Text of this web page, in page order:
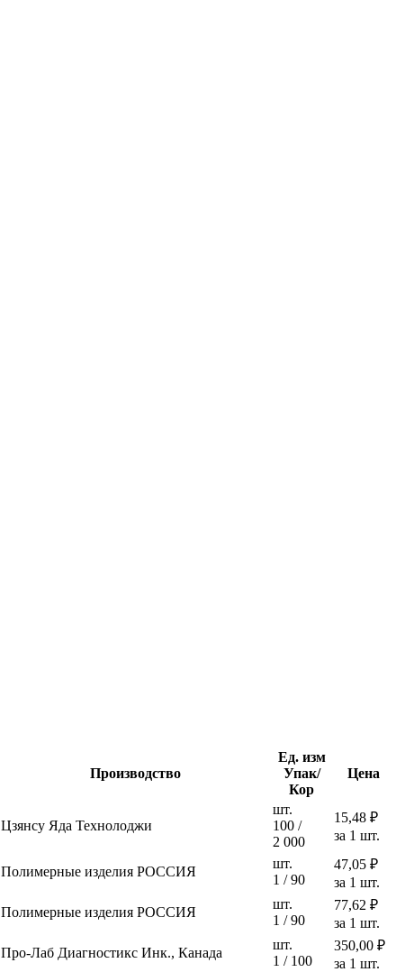
Производство
Ед. изм
Упак/
Кор
Цена
Цзянсу Яда Технолоджи
шт.
100 /
2 000
15,48 ₽
за 1 шт.
Полимерные изделия РОССИЯ
шт.
1 / 90
47,05 ₽
за 1 шт.
Полимерные изделия РОССИЯ
шт.
1 / 90
77,62 ₽
за 1 шт.
Про-Лаб Диагностикс Инк., Канада
шт.
1 / 100
350,00 ₽
за 1 шт.